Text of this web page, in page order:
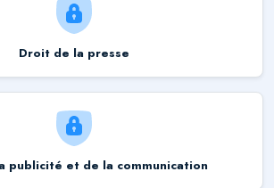
Droit de la presse
publicité et de la communication